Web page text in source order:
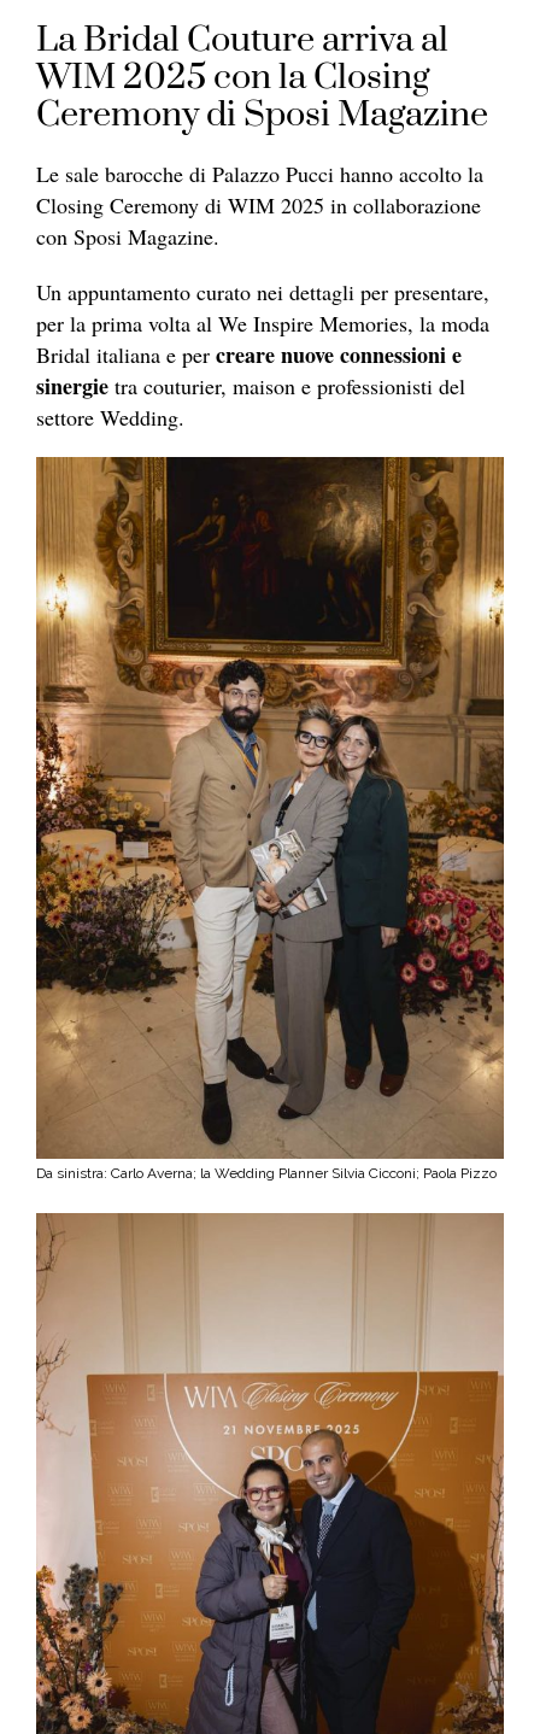
La Bridal Couture arriva al
WIM 2025 con la Closing
Ceremony di Sposi Magazine
Le sale barocche di Palazzo Pucci hanno accolto la
Closing Ceremony di WIM 2025 in collaborazione
con Sposi Magazine.
Un appuntamento curato nei dettagli per presentare,
per la prima volta al We Inspire Memories, la moda
Bridal italiana e per creare nuove connessioni e
sinergie tra couturier, maison e professionisti del
settore Wedding.
Da sinistra: Carlo Averna; la Wedding Planner Silvia Cicconi; Paola Pizzo